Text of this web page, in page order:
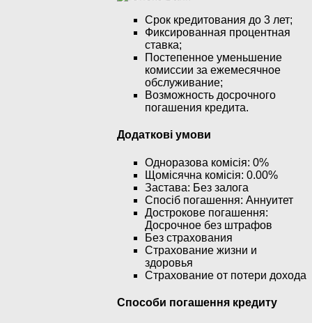
Срок кредитования до 3 лет;
Фиксированная процентная
ставка;
Постепенное уменьшение
комиссии за ежемесячное
обслуживание;
Возможность досрочного
погашения кредита.
Додаткові умови
Одноразова комісія: 0%
Щомісячна комісія: 0.00%
Застава: Без залога
Спосіб погашення: Aннуитет
Дострокове погашення:
Досрочное без штрафов
Без страхования
Страхование жизни и
здоровья
Страхование от потери дохода
Способи погашення кредиту